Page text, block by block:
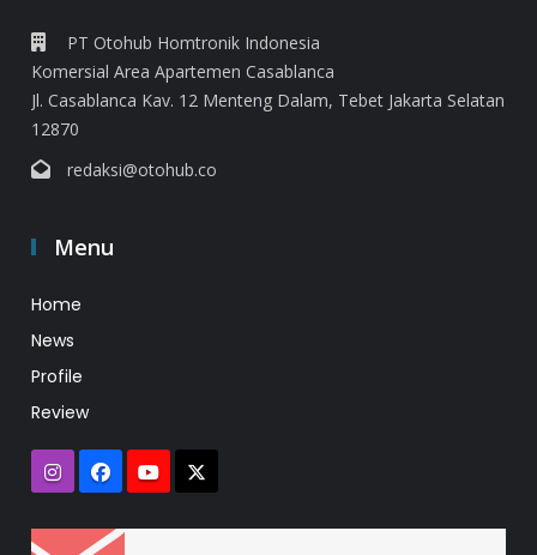
PT Otohub Homtronik Indonesia
Komersial Area Apartemen Casablanca
Jl. Casablanca Kav. 12 Menteng Dalam, Tebet Jakarta Selatan
12870
redaksi@otohub.co
Menu
Home
News
Profile
Review